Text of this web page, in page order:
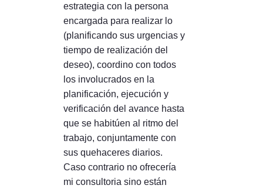
estrategia con la persona
encargada para realizar lo
(planificando sus urgencias y
tiempo de realización del
deseo), coordino con todos
los involucrados en la
planificación, ejecución y
verificación del avance hasta
que se habitúen al ritmo del
trabajo, conjuntamente con
sus quehaceres diarios.
Caso contrario no ofrecería
mi consultoria sino están